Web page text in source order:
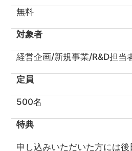
無料
対象者
経営企画/新規事業/R&D担当
定員
500名
特典
申し込みいただいた方には